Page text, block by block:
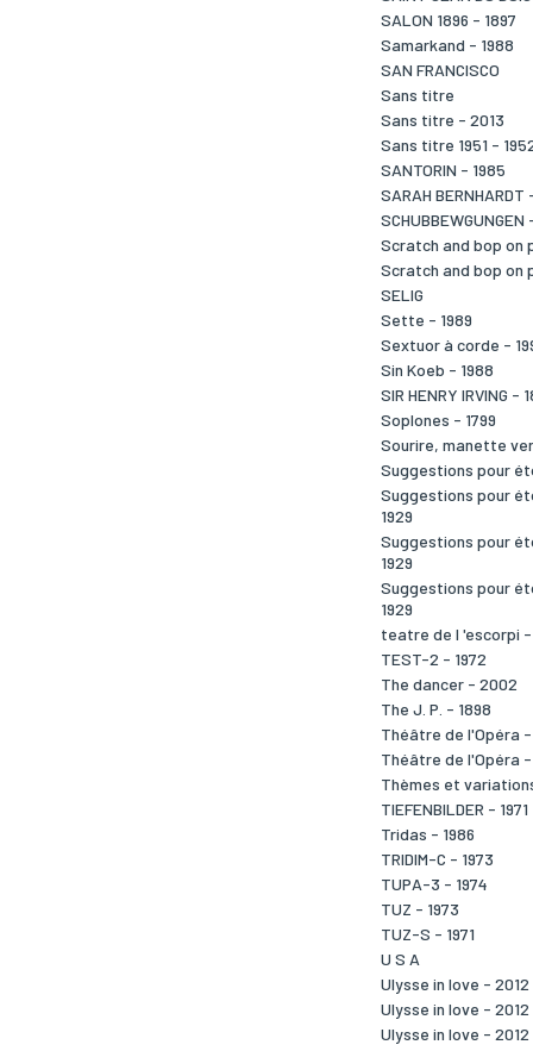
SALON 1896 - 1897
Samarkand - 1988
SAN FRANCISCO
Sans titre
Sans titre - 2013
Sans titre 1951 -
SANTORIN - 1985
SARAH BERNHARDT
SCHUBBEWGUNGEN
Scratch and bop on
Scratch and bop on
SELIG
Sette - 1989
Sextuor à corde -
Sin Koeb - 1988
SIR HENRY IRVING -
Soplones - 1799
Sourire, manette
Suggestions pour
Suggestions pour
1929
Suggestions pour
1929
Suggestions pour
1929
teatre de l 'escorpi -
TEST-2 - 1972
The dancer - 2002
The J. P. - 1898
Théâtre de l'Opéra -
Théâtre de l'Opéra -
Thèmes et
TIEFENBILDER - 1971
Tridas - 1986
TRIDIM-C - 1973
TUPA-3 - 1974
TUZ - 1973
TUZ-S - 1971
U S A
Ulysse in love - 2012
Ulysse in love - 2012
Ulysse in love - 2012